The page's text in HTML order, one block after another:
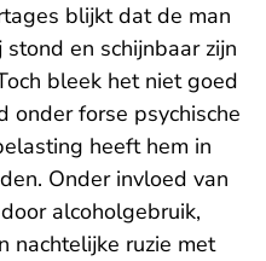
blijkt dat de man
en schijnbaar zijn
bleek het niet goed
onder forse psychische
heeft hem in
Onder invloed van
alcoholgebruik,
nachtelijke ruzie met